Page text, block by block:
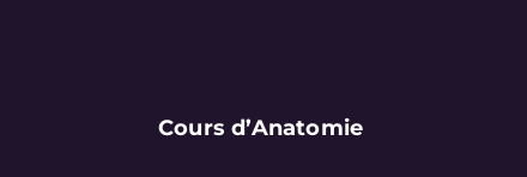
Cours d’Anatomie